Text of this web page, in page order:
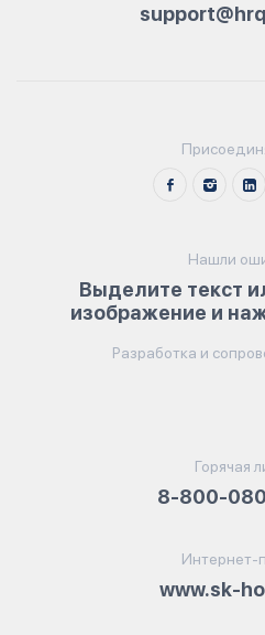
Нашли
Выделите текст
изображение и
Разработка и
Горячая
8-800-
Интернет-
www.sk-